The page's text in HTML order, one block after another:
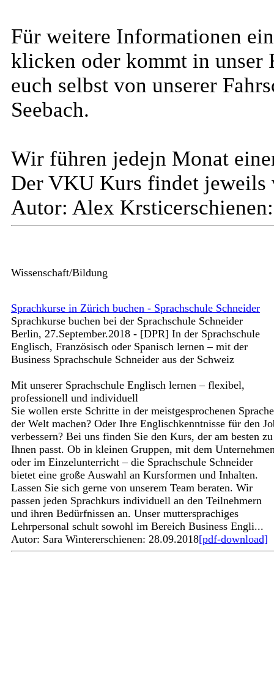
Für weitere Informationen
klicken oder kommt in unser
euch selbst von unserer
Seebach.
Wir führen jedejn Monat
Der VKU Kurs findet jeweils
Autor: Alex Krstic
Wissenschaft/Bildung
Sprachkurse in Zürich buchen - Sprachschule Schneider
Sprachkurse buchen bei der Sprachschule Schneider
Berlin, 27.September.2018 - [DPR] In der Sprachschule
Englisch, Französisch oder Spanisch lernen – mit der
Business Sprachschule Schneider aus der Schweiz
Mit unserer Sprachschule Englisch lernen – flexibel,
professionell und individuell
Sie wollen erste Schritte in der meistgesprochenen Sprache
der Welt machen? Oder Ihre Englischkenntnisse für den
verbessern? Bei uns finden Sie den Kurs, der am besten zu
Ihnen passt. Ob in kleinen Gruppen, mit dem
oder im Einzelunterricht – die Sprachschule Schneider
bietet eine große Auswahl an Kursformen und Inhalten.
Lassen Sie sich gerne von unserem Team beraten. Wir
passen jeden Sprachkurs individuell an den Teilnehmern
und ihren Bedürfnissen an. Unser muttersprachiges
Lehrpersonal schult sowohl im Bereich Business Engli...
Autor: Sara Wintererschienen: 28.09.2018[pdf-download]